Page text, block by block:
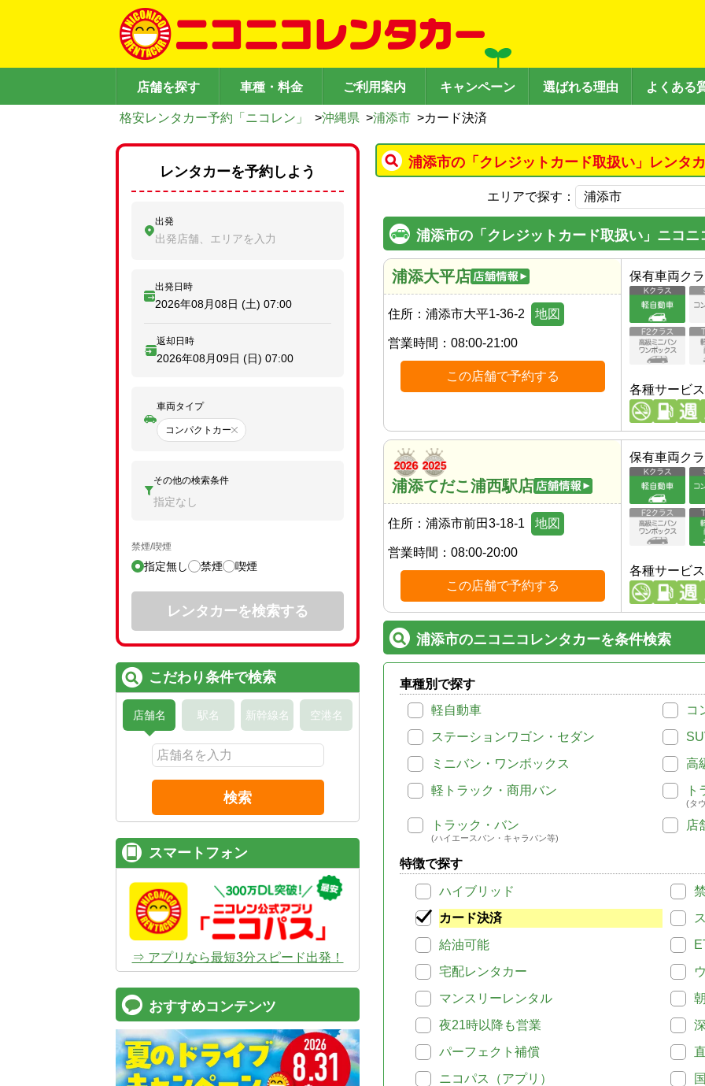
店舗を探す 車種・料金 ご利用案内 キャンペーン 選ばれる理由 よくある
格安レンタカー予約「ニコレン」 >沖縄県 >浦添市 >カード決済
浦添市の「クレジットカード取扱い」レンタ
エリアで探す：
浦添市の「クレジットカード取扱い」ニコ
浦添大平店
住所： 浦添市大平1-36-2 地図
営業時間： 08:00-21:00
この店舗で予約する
保有車両ク
各種サービス
浦添てだこ浦西駅店
住所： 浦添市前田3-18-1 地図
営業時間： 08:00-20:00
この店舗で予約する
保有車両ク
各種サービス
浦添市のニコニコレンタカーを条件検索
車種別で探す
軽自動車
コ
ステーションワゴン・セダン
ミニバン・ワンボックス
高
軽トラック・商用バン
ト
(タ
トラック・バン
(ハイエースバン・キャラバン等)
店
特徴で探す
ハイブリッド
カード決済
給油可能
宅配レンタカー
マンスリーレンタル
夜21時以降も営業
パーフェクト補償
ニコパス（アプリ）
レンタカーを予約しよう
出発
出発店舗、エリアを入力
出発日時
2026年08月08日 (土) 07:00
返却日時
2026年08月09日 (日) 07:00
車両タイプ
コンパクトカー
その他の検索条件
指定なし
禁煙/喫煙
指定無し 禁煙 喫煙
レンタカーを検索する
こだわり条件で検索
店舗名 駅名 新幹線名 空港名
検索
スマートフォン
⇒ アプリなら最短3分スピード出発！
おすすめコンテンツ